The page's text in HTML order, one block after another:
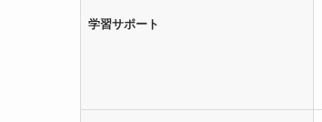
学習サポート